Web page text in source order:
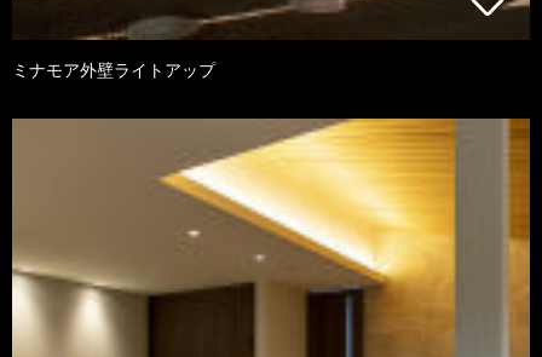
ミナモア外壁ライトアップ